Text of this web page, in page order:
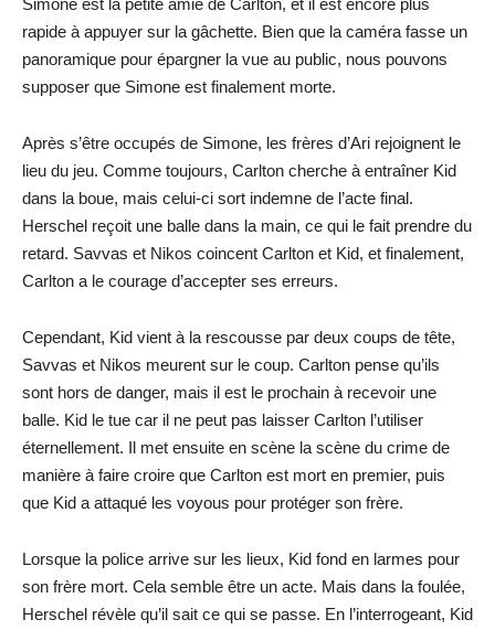
rapide à appuyer sur la gâchette. Bien que la caméra fasse un
panoramique pour épargner la vue au public, nous pouvons
supposer que Simone est finalement morte.
Après s’être occupés de Simone, les frères d’Ari rejoignent le
lieu du jeu. Comme toujours, Carlton cherche à entraîner Kid
dans la boue, mais celui-ci sort indemne de l’acte final.
Herschel reçoit une balle dans la main, ce qui le fait prendre du
retard. Savvas et Nikos coincent Carlton et Kid, et finalement,
Carlton a le courage d’accepter ses erreurs.
Cependant, Kid vient à la rescousse par deux coups de tête,
Savvas et Nikos meurent sur le coup. Carlton pense qu’ils
sont hors de danger, mais il est le prochain à recevoir une
balle. Kid le tue car il ne peut pas laisser Carlton l’utiliser
éternellement. Il met ensuite en scène la scène du crime de
manière à faire croire que Carlton est mort en premier, puis
que Kid a attaqué les voyous pour protéger son frère.
Lorsque la police arrive sur les lieux, Kid fond en larmes pour
son frère mort. Cela semble être un acte. Mais dans la foulée,
Herschel révèle qu’il sait ce qui se passe. En l’interrogeant, Kid